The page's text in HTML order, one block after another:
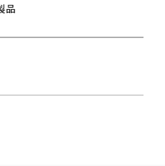
品